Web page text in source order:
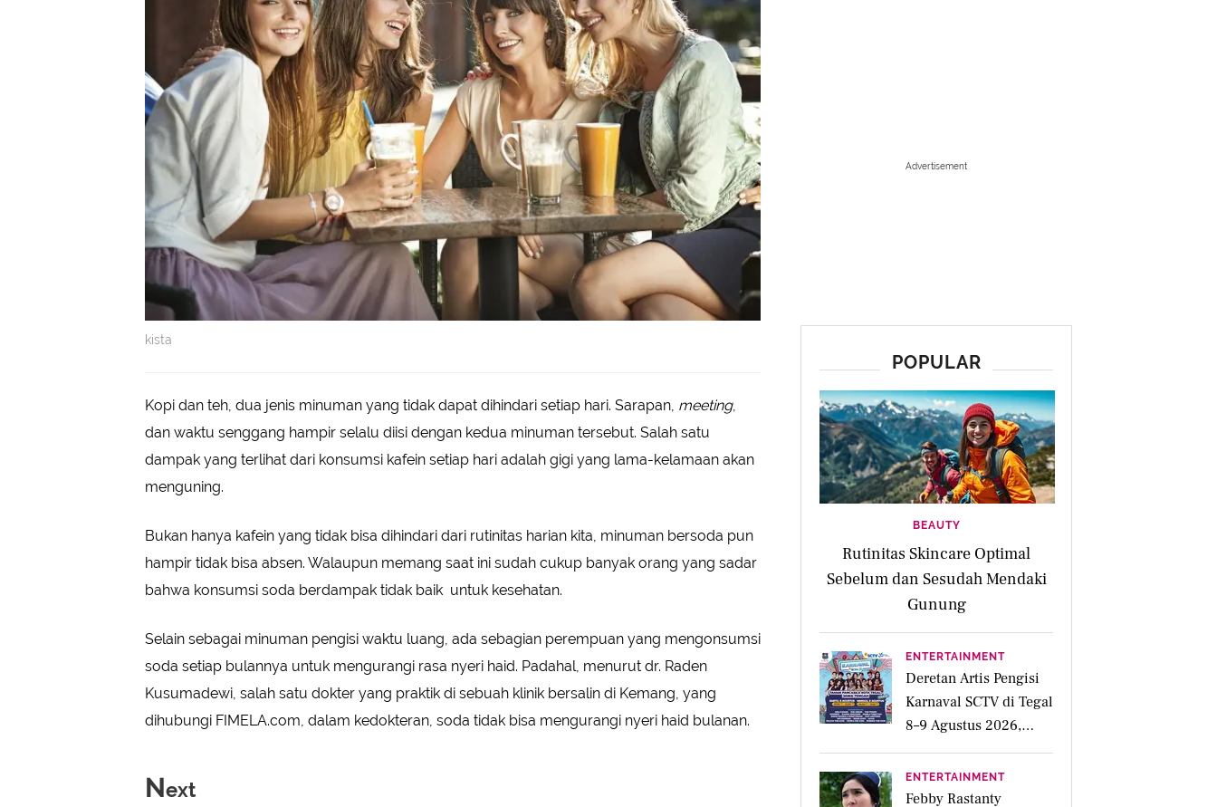
kista
Kopi dan teh, dua jenis minuman yang tidak dapat dihindari setiap hari. Sarapan, meeting,
dan waktu senggang hampir selalu diisi dengan kedua minuman tersebut. Salah satu
dampak yang terlihat dari konsumsi kafein setiap hari adalah gigi yang lama-kelamaan akan
menguning.
Bukan hanya kafein yang tidak bisa dihindari dari rutinitas harian kita, minuman bersoda pun
hampir tidak bisa absen. Walaupun memang saat ini sudah cukup banyak orang yang sadar
bahwa konsumsi soda berdampak tidak baik untuk kesehatan.
Selain sebagai minuman pengisi waktu luang, ada sebagian perempuan yang mengonsumsi
soda setiap bulannya untuk mengurangi rasa nyeri haid. Padahal, menurut dr. Raden
Kusumadewi, salah satu dokter yang praktik di sebuah klinik bersalin di Kemang, yang
dihubungi FIMELA.com, dalam kedokteran, soda tidak bisa mengurangi nyeri haid bulanan.
Next
Advertisement
POPULAR
BEAUTY
Rutinitas Skincare Optimal
Sebelum dan Sesudah Mendaki
Gunung
ENTERTAINMENT
Deretan Artis Pengisi
Karnaval SCTV di Tegal
8–9 Agustus 2026,
Simak Jadwalnya
ENTERTAINMENT
Febby Rastanty